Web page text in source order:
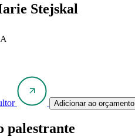
Stejskal
Adicionar ao orçamento
palestrante